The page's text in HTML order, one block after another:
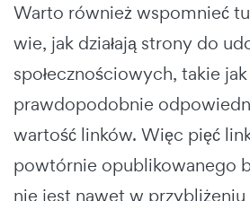
Warto również wspomnieć
wie, jak działają strony do
społecznościowych, takie
prawdopodobnie
wartość linków. Więc pięć
powtórnie opublikowanego
nie jest nawet w przybliżeniu